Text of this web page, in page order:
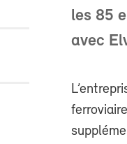
les 85
avec